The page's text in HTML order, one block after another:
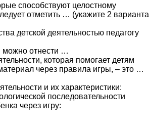
способствуют целостному
отметить … (укажите 2 варианта
детской деятельностью педагогу
можно отнести …
которая помогает детям
через правила игры, – это …
и их характеристики:
последовательности
через игру: